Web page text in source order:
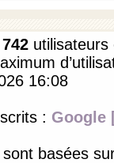
742
16:08
: Google
basées